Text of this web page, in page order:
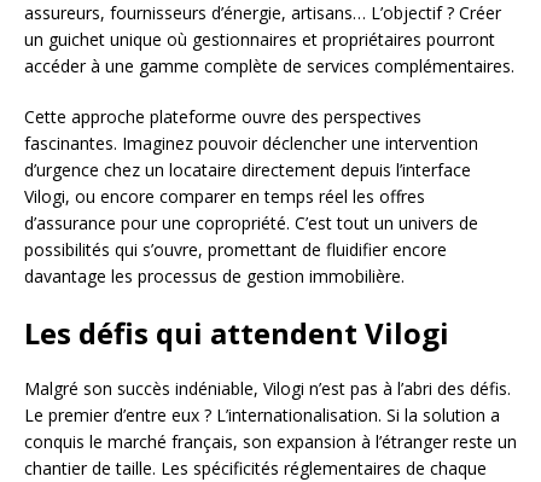
assureurs, fournisseurs d’énergie, artisans… L’objectif ? Créer
un guichet unique où gestionnaires et propriétaires pourront
accéder à une gamme complète de services complémentaires.
Cette approche plateforme ouvre des perspectives
fascinantes. Imaginez pouvoir déclencher une intervention
d’urgence chez un locataire directement depuis l’interface
Vilogi, ou encore comparer en temps réel les offres
d’assurance pour une copropriété. C’est tout un univers de
possibilités qui s’ouvre, promettant de fluidifier encore
davantage les processus de gestion immobilière.
Les défis qui attendent Vilogi
Malgré son succès indéniable, Vilogi n’est pas à l’abri des défis.
Le premier d’entre eux ? L’internationalisation. Si la solution a
conquis le marché français, son expansion à l’étranger reste un
chantier de taille. Les spécificités réglementaires de chaque